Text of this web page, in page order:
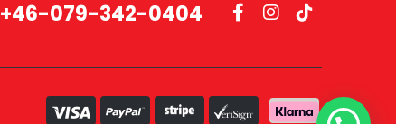
+46-079-342-0404